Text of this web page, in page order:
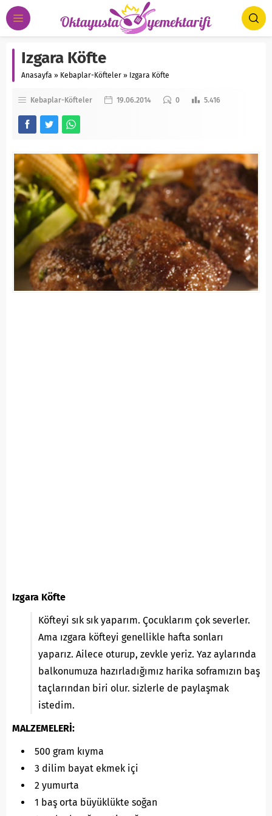
Izgara Köfte
Anasayfa » Kebaplar-Köfteler » Izgara Köfte
Kebaplar-Köfteler 19.06.2014 0 5.416
Izgara Köfte
Köfteyi sık sık yaparım. Çocuklarım çok severler.
Ama ızgara köfteyi genellikle hafta sonları
yaparız. Ailece oturup, zevkle yeriz. Yaz aylarında
balkonumuza hazırladığımız harika soframızın baş
taçlarından biri olur. sizlerle de paylaşmak
istedim.
MALZEMELERİ:
500 gram kıyma
3 dilim bayat ekmek içi
2 yumurta
1 baş orta büyüklükte soğan